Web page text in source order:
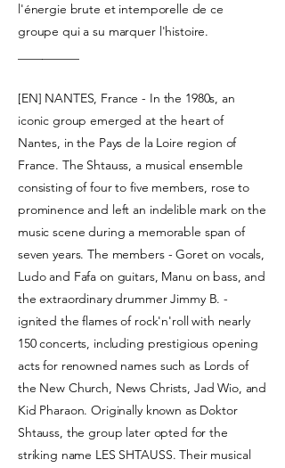
l'énergie brute et intemporelle de ce
groupe qui a su marquer l'histoire.
[EN] NANTES, France - In the 1980s, an
iconic group emerged at the heart of
Nantes, in the Pays de la Loire region of
France. The Shtauss, a musical ensemble
consisting of four to five members, rose to
prominence and left an indelible mark on the
music scene during a memorable span of
seven years. The members - Goret on vocals,
Ludo and Fafa on guitars, Manu on bass, and
the extraordinary drummer Jimmy B. -
ignited the flames of rock'n'roll with nearly
150 concerts, including prestigious opening
acts for renowned names such as Lords of
the New Church, News Christs, Jad Wio, and
Kid Pharaon. Originally known as Doktor
Shtauss, the group later opted for the
striking name LES SHTAUSS. Their musical